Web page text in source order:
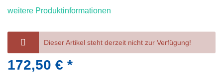
weitere Produktinformationen
Dieser Artikel steht derzeit nicht zur Verfügung!
172,50 € *